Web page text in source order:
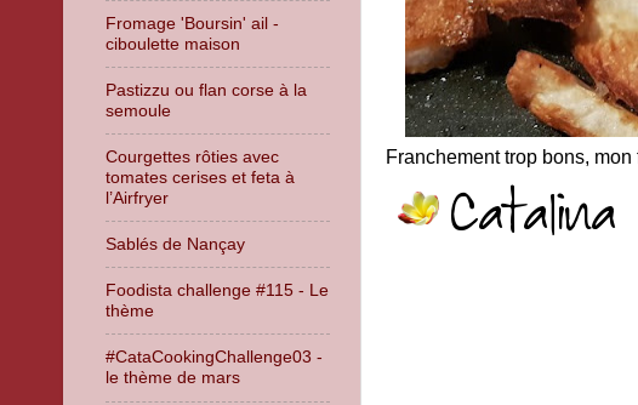
Franchement trop bons,
Fromage 'Boursin' ail -
ciboulette maison
Pastizzu ou flan corse à la
semoule
Courgettes rôties avec
tomates cerises et feta à
l’Airfryer
Sablés de Nançay
Foodista challenge #115 - Le
thème
#CataCookingChallenge03 -
le thème de mars